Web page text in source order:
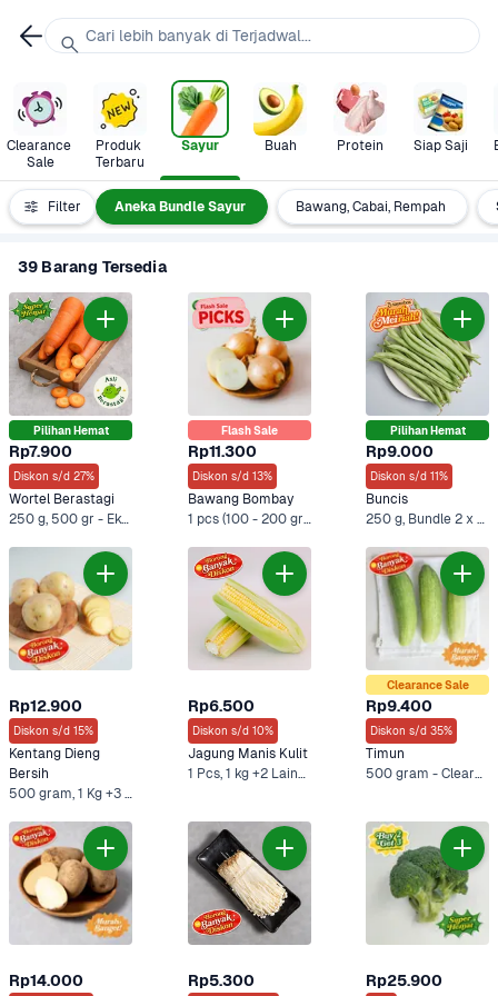
Clearance
Sale
Produk
Terbaru
Sayur Buah Protein Siap Saji
Filter
Sayur Aneka Bundle Sayur Bawang, Cabai, Rempah
39 Barang Tersedia
Pilihan Hemat
Rp7.900
Diskon s/d 27%
Wortel Berastagi
250 g, 500 gr - Ekonomis +2 Lainnya
Flash Sale
Rp11.300
Diskon s/d 13%
Bawang Bombay
1 pcs (100 - 200 gram), 500 g +3 Lainnya
Pilihan Hemat
Rp9.000
Diskon s/d 11%
Buncis
250 g, Bundle 2 x 250 gr +1 Lainnya
Rp12.900
Diskon s/d 15%
Kentang Dieng
Bersih
500 gram, 1 Kg +3 Lainnya
Rp6.500
Diskon s/d 10%
Jagung Manis Kulit
1 Pcs, 1 kg +2 Lainnya
Clearance Sale
Rp9.400
Diskon s/d 35%
Timun
500 gram - Clearance Sale, 500 gram - Ekonomis +3 Lainnya
Rp14.000 Rp5.300 Rp25.900
Cari lebih banyak di Terjadwal...